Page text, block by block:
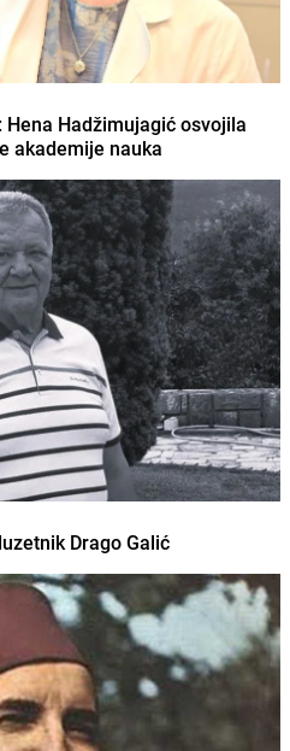
Hadžimujagić osvojila
akademije nauka
Drago Galić